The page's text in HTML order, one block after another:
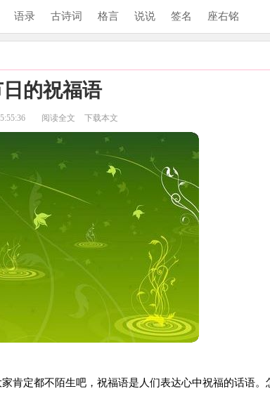
语录 古诗词 格言 说说 签名 座右铭
的祝福语
阅读全文 下载本文
肯定都不陌生吧，祝福语是人们表达心中祝福的话语。